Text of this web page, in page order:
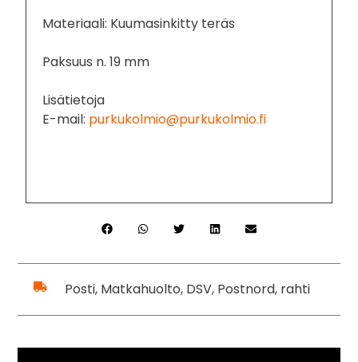
Materiaali: Kuumasinkitty teräs
Paksuus n. 19 mm
Lisätietoja
E-mail: purkukolmio@purkukolmio.fi
Posti, Matkahuolto, DSV, Postnord, rahti